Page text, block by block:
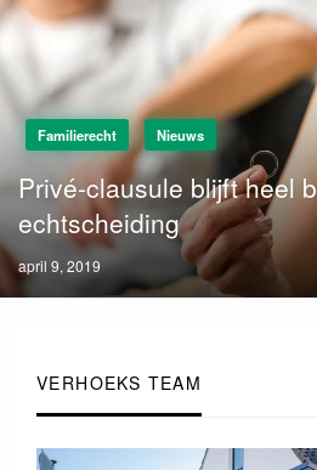
VERHOEKS TEAM
Familierecht Nieuws
Privé-clausule blijft heel
echtscheiding
Posted
on
april 9, 2019